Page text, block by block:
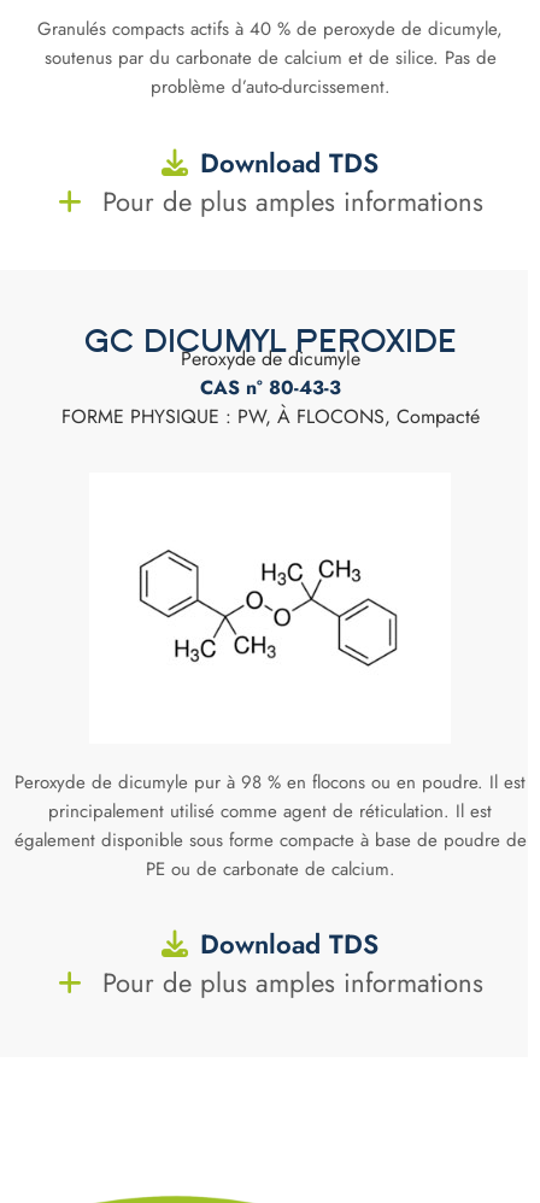
Granulés compacts actifs à 40 % de peroxyde de dicumyle,
soutenus par du carbonate de calcium et de silice. Pas de
problème d’auto-durcissement.
Download TDS
Pour de plus amples informations
GC DICUMYL PEROXIDE
Peroxyde de dicumyle
CAS n° 80-43-3
FORME PHYSIQUE : PW, À FLOCONS, Compacté
Peroxyde de dicumyle pur à 98 % en flocons ou en poudre. Il est
principalement utilisé comme agent de réticulation. Il est
également disponible sous forme compacte à base de poudre de
PE ou de carbonate de calcium.
Download TDS
Pour de plus amples informations